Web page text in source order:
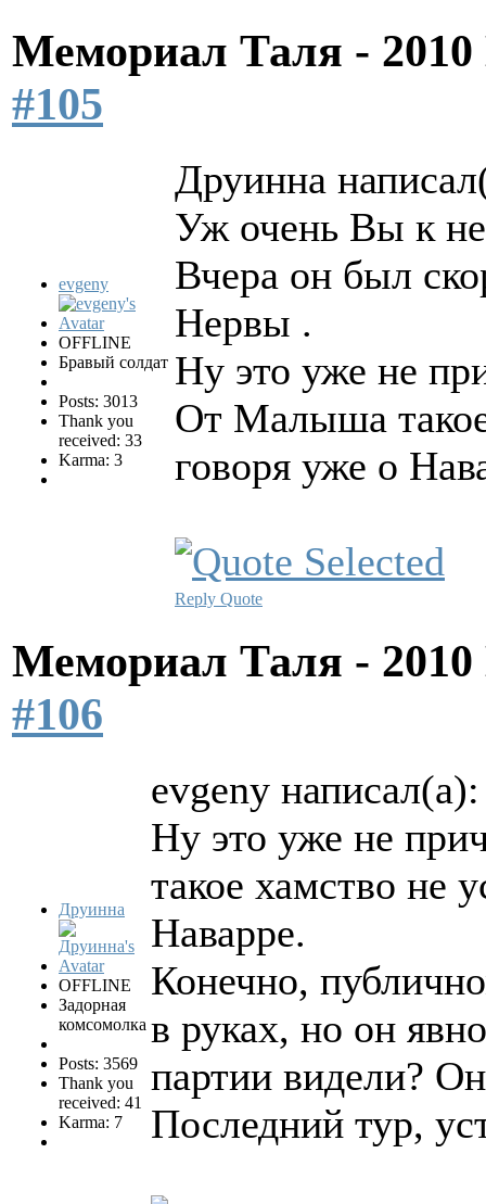
Мемориал Таля -
#105
evgeny
OFFLINE
Бравый солдат
Posts: 3013
Thank you
received: 33
Karma: 3
Друинна
Уж очень Вы к
Вчера он был
Нервы .
Ну это уже не
От Малыша
говоря уже о
Reply Quote
Мемориал Таля -
#106
Друинна
OFFLINE
Задорная
комсомолка
Posts: 3569
Thank you
received: 41
Karma: 7
evgeny написал(а):
Ну это уже не
такое хамство не
Наварре.
Конечно,
в руках, но он
партии видели?
Последний тур,